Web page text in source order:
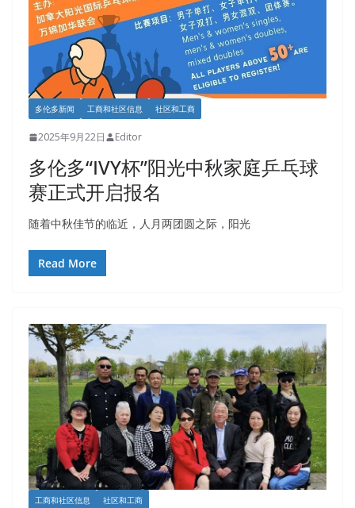
多伦多新闻 工商和社区信息 社区和工商
2025年9月22日 Editor
多伦多“IVY杯”阳光中秋家庭乒乓球
赛正式开启报名
随着中秋佳节的临近，人月两团圆之际，阳光
Read More
工商和社区信息 社区和工商